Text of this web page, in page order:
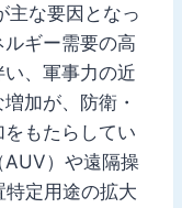
主な要因となっ
ギー需要の高
、軍事力の近
加が、防衛・
もたらしてい
AUV）や遠隔操
定用途の拡大